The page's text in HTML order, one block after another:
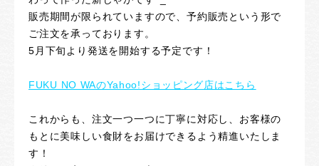
販売期間が限られていますので、予約販売という形で
ご注文を承っております。
5 月下旬より発送を開始する予定です！
FUKU NO WAのYahoo!ショッピング店はこちら
これからも、注文一つ一つに丁寧に対応し、お客様の
もとに美味しい食財をお届けできるよう精進いたしま
す！